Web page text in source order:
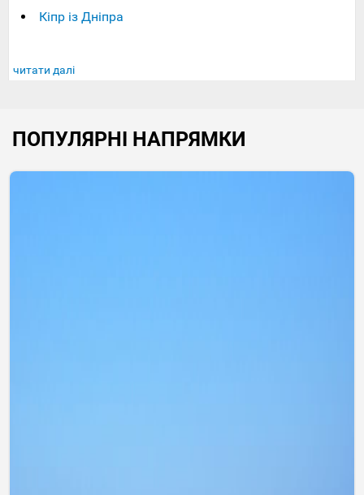
Кіпр із Дніпра
читати далі
ПОПУЛЯРНІ НАПРЯМКИ